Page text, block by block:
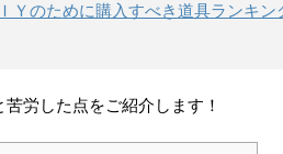
Ｙのために購入すべき道具ランキン
労した点をご紹介します！